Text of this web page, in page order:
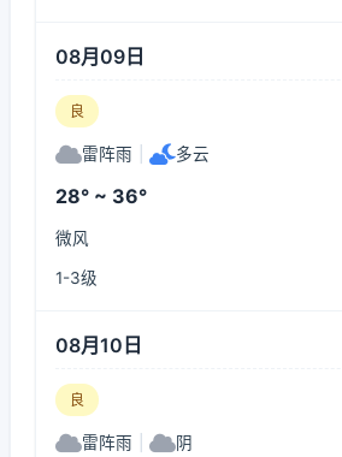
08月09日
良
雷阵雨 多云
28° ~ 36°
微风
1-3级
08月10日
良
雷阵雨 阴